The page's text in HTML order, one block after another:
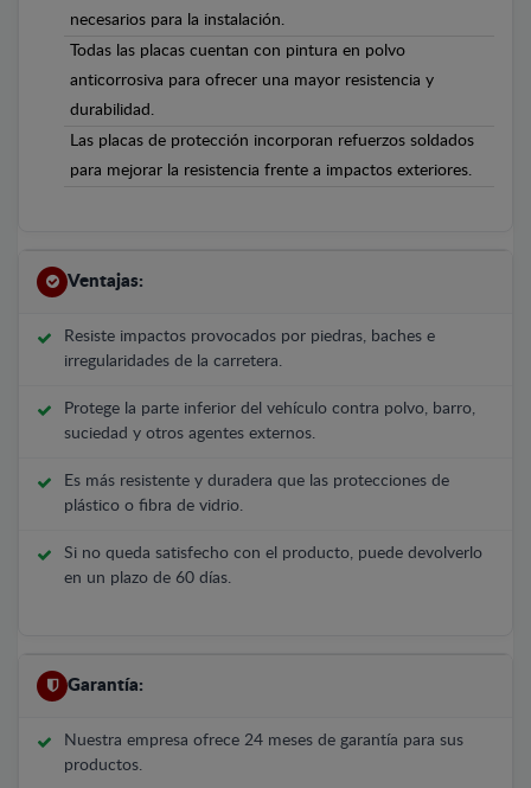
necesarios para la instalación.
Todas las placas cuentan con pintura en polvo
anticorrosiva para ofrecer una mayor resistencia y
durabilidad.
Las placas de protección incorporan refuerzos soldados
para mejorar la resistencia frente a impactos exteriores.
Ventajas:
Resiste impactos provocados por piedras, baches e
irregularidades de la carretera.
Protege la parte inferior del vehículo contra polvo, barro,
suciedad y otros agentes externos.
Es más resistente y duradera que las protecciones de
plástico o fibra de vidrio.
Si no queda satisfecho con el producto, puede devolverlo
en un plazo de 60 días.
Garantía:
Nuestra empresa ofrece 24 meses de garantía para sus
productos.